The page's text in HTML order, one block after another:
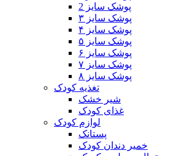
پوشک سایز 2
پوشک سایز ۳
پوشک سایز ۴
پوشک سایز ۵
پوشک سایز ۶
پوشک سایز ۷
پوشک سایز ۸
تغذیه کودک
شیر خشک
غذای کودک
لوازم کودک
پستانک
خمیر دندان کودک